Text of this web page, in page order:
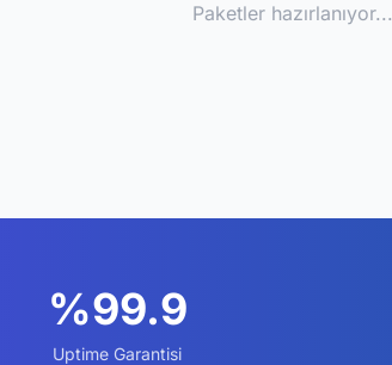
Paketler hazırlanıyor...
%99.9
Uptime Garantisi